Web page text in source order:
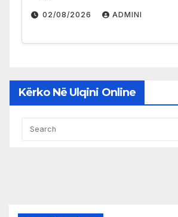
02/08/2026 ADMINI
Kërko Në Ulqini Online